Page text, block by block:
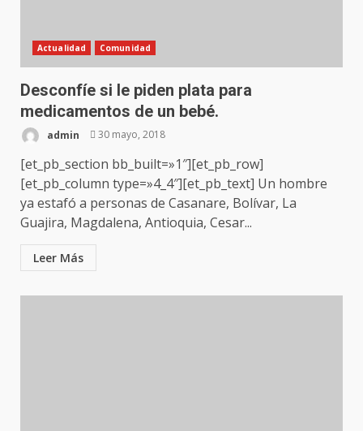
Actualidad Comunidad
Desconfíe si le piden plata para
medicamentos de un bebé.
admin 30 mayo, 2018
[et_pb_section bb_built=»1″][et_pb_row]
[et_pb_column type=»4_4″][et_pb_text] Un hombre
ya estafó a personas de Casanare, Bolívar, La
Guajira, Magdalena, Antioquia, Cesar...
Leer Más